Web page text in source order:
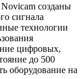
созданы
сигнала
технологии
цифровых,
до 500
оборудование на